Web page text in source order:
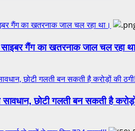
गैंग का खतरनाक जाल चल रहा था।
गैंग का खतरनाक जाल चल रहा
छोटी गलती बन सकती है करोड़ों की ठगी!
छोटी गलती बन सकती है